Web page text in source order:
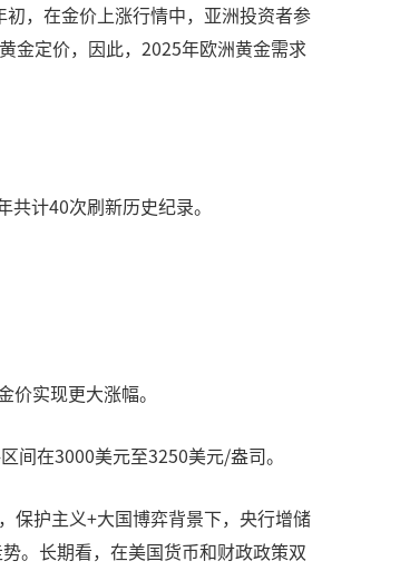
，在金价上涨行情中，亚洲投资者参
金定价，因此，2025年欧洲黄金需求
计40次刷新历史纪录。
实现更大涨幅。
间在3000美元至3250美元/盎司。
护主义+大国博弈背景下，央行增储
。长期看，在美国货币和财政政策双